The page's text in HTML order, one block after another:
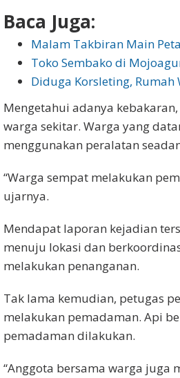
Baca Juga:
Malam Takbiran Main
Toko Sembako di
Diduga Korsleting,
Mengetahui adanya
warga sekitar. Warga yang
menggunakan peralatan
“Warga sempat melakukan
ujarnya.
Mendapat laporan kejadian
menuju lokasi dan
melakukan penanganan.
Tak lama kemudian, petugas
melakukan pemadaman. Api
pemadaman dilakukan.
“Anggota bersama warga